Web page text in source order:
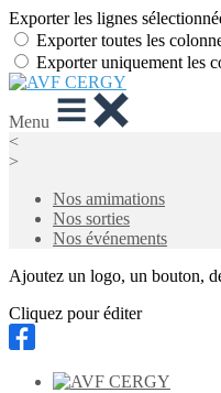
Exporter les lignes
Exporter toutes les
Exporter uniquement les
Menu
<
>
Nos amimations
Nos sorties
Nos événements
Ajoutez un logo, un bouton,
Cliquez pour éditer